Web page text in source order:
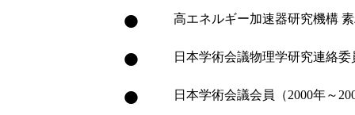
● 高エネルギー加速器研究機構
● 日本学術会議物理学研究連絡
● 日本学術会議会員（2000年～